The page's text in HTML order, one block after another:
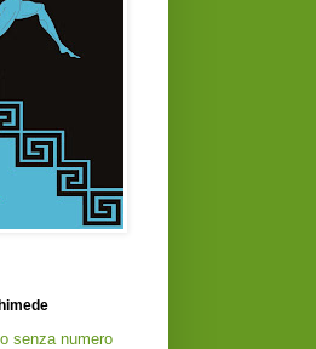
senza numero